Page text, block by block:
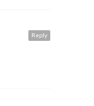
Reply